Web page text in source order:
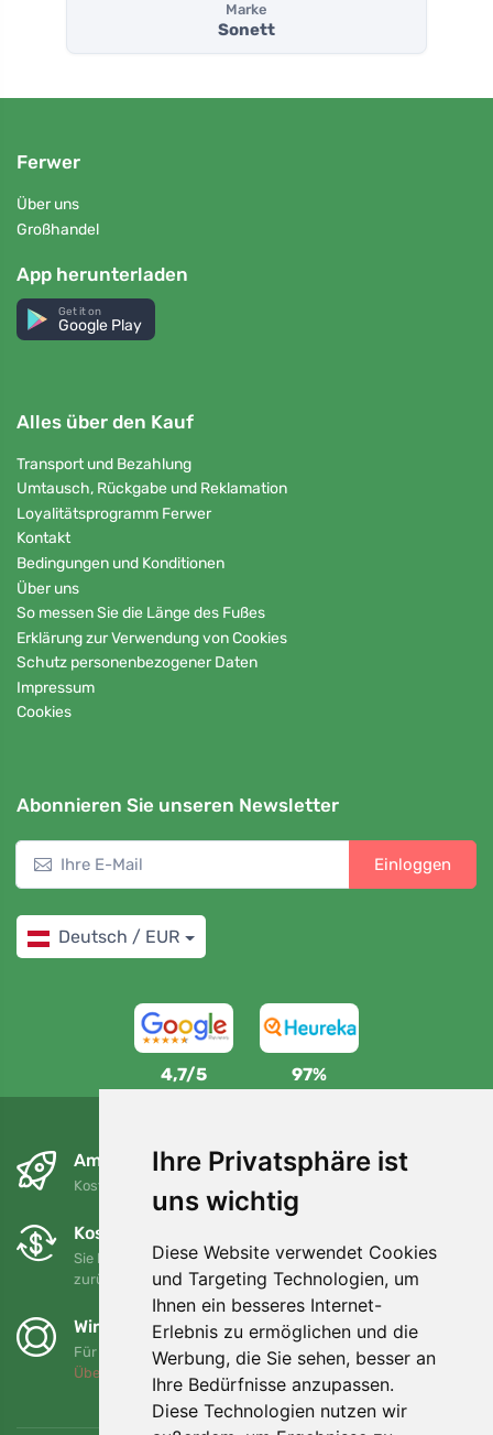
Ihre Privatsphäre ist
uns wichtig
Diese Website verwendet Cookies
und Targeting Technologien, um
Ihnen ein besseres Internet-
Erlebnis zu ermöglichen und die
Werbung, die Sie sehen, besser an
Ihre Bedürfnisse anzupassen.
Diese Technologien nutzen wir
Marke
Sonett
Ferwer
Über uns
Großhandel
App herunterladen
Get it on
Google Play
Alles über den Kauf
Transport und Bezahlung
Umtausch, Rückgabe und Reklamation
Loyalitätsprogramm Ferwer
Kontakt
Bedingungen und Konditionen
Über uns
So messen Sie die Länge des Fußes
Erklärung zur Verwendung von Cookies
Schutz personenbezogener Daten
Impressum
Cookies
Abonnieren Sie unseren Newsletter
Einloggen
Deutsch / EUR
4,7/5 97%
Am nächsten Tag und kostenlos
Kostenloser Versand für Bestellungen über 80 EUR
Kostenloser Umtausch und Rückgabe
Sie können Ihre Bestellung jederzeit innerhalb von 90 Tagen
zurückgeben oder umtauschen.
Wir unterstützen Trees.org
Für jede Bestellung pflanzen wir einen Baum! Mehr lesen
Über uns